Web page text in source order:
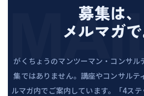
募集は、
メルマガで
がくちょうのマンツーマン・コンサル
集ではありません。講座やコンサルテ
ルマガ内でご案内しています。「4ス